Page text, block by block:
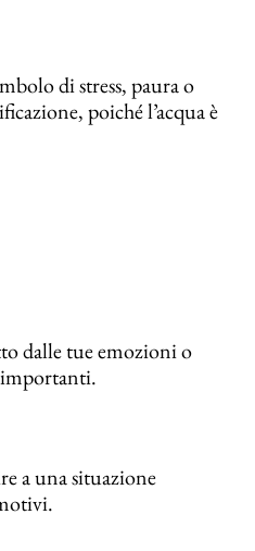
di stress, paura o
poiché l’acqua è
dalle tue emozioni o
importanti.
a una situazione